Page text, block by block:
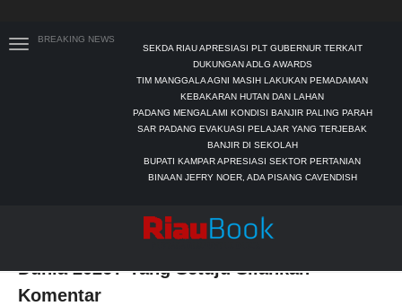
BREAKING NEWS
SEKDA RIAU APRESIASI PLT GUBERNUR TERKAIT
DUKUNGAN ADLG AWARDS
TIM MANGGALA AGNI MASIH LAKUKAN PEMADAMAN
KEBAKARAN HUTAN DAN LAHAN
PADANG MENGALAMI KONDISI BANJIR PALING PARAH
SAR PADANG EVAKUASI PELAJAR YANG TERJEBAK
BANJIR DI SEKOLAH
BUPATI KAMPAR APRESIASI SEKTOR PERTANIAN
BINAAN JEFRY NOER, ADA PISANG CAVENDISH
Ayo Siapa Setuju Israel Diboikot ke Piala
Dunia 2026? Yang Setuju Silahkan
Komentar